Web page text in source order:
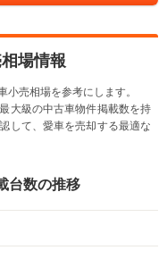
場情報
売相場を参考にします。
大級の中古車物件掲載数を持
して、愛車を売却する最適な
台数の推移